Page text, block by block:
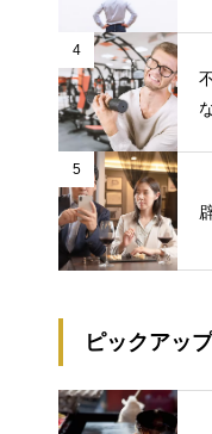
4
5
ピックアップ